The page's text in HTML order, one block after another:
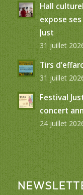
Hall
expose
Just
31 juillet
Tirs
31 juillet
Festival
concert
24 juillet